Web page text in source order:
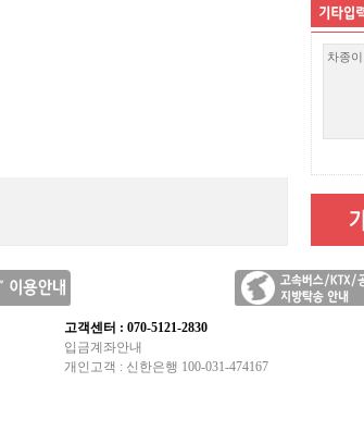
고객센터 : 070-5121-2830
입금계좌안내
개인고객 : 신한은행 100-031-474167